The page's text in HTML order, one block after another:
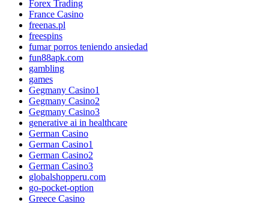
Forex Trading
France Casino
freenas.pl
freespins
fumar porros teniendo ansiedad
fun88apk.com
gambling
games
Gegmany Casino1
Gegmany Casino2
Gegmany Casino3
generative ai in healthcare
German Casino
German Casino1
German Casino2
German Casino3
globalshopperu.com
go-pocket-option
Greece Casino